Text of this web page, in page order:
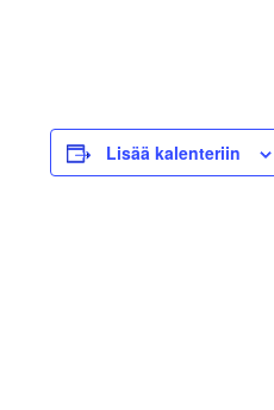
Lisää kalenteriin